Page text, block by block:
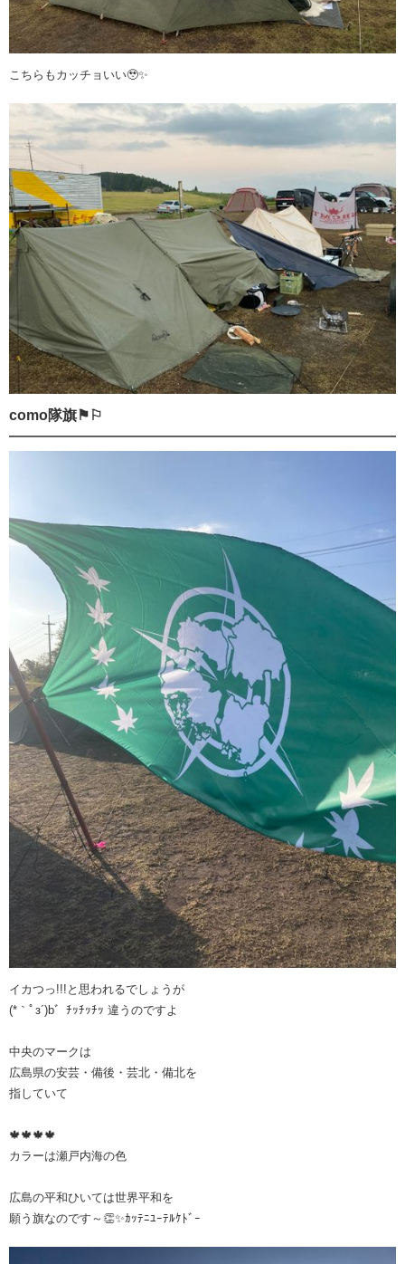
こちらもカッチョいい🥹✨️
como隊旗⚑⚐
イカつっ!!!と思われるでしょうが
(*｀ﾟз´)b゛ﾁｯﾁｯﾁｯ 違うのですよ
中央のマークは
広島県の安芸・備後・芸北・備北を
指していて
🍁🍁🍁🍁
カラーは瀬戸内海の色
広島の平和ひいては世界平和を
願う旗なのです～👏✨️ｶｯﾃﾆﾕｰﾃﾙｹﾄﾞｰ